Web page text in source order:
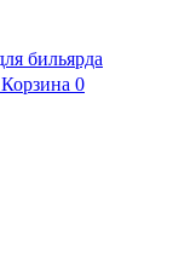
Корзина 0